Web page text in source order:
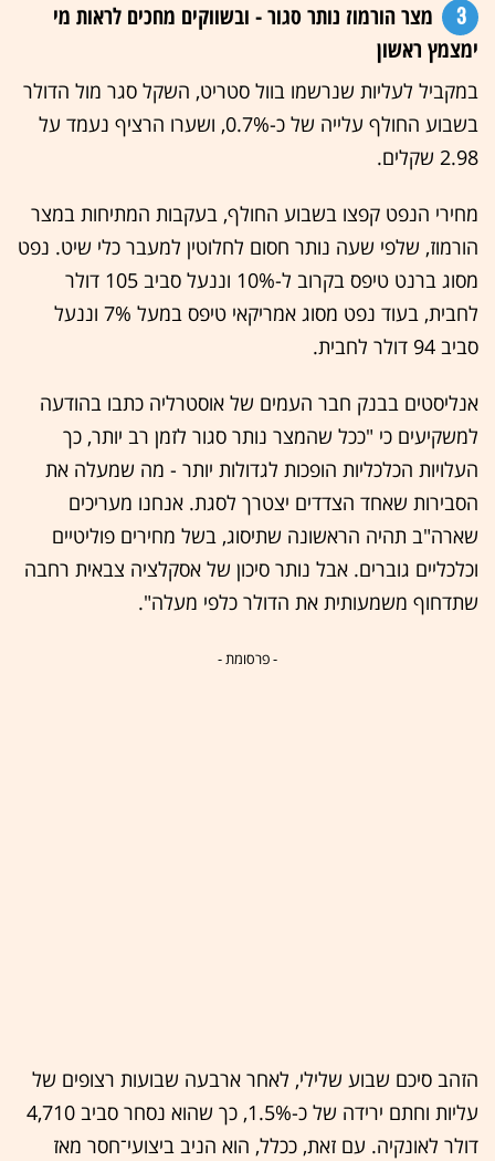
3
מצר הורמוז נותר סגור - ובשווקים מחכים לראות מי
ימצמץ ראשון
במקביל לעליות שנרשמו בוול סטריט, השקל סגר מול הדולר
בשבוע החולף עלייה של כ-0.7%, ושערו הרציף נעמד על
2.98 שקלים.
מחירי הנפט קפצו בשבוע החולף, בעקבות המתיחות במצר
הורמוז, שלפי שעה נותר חסום לחלוטין למעבר כלי שיט. נפט
מסוג ברנט טיפס בקרוב ל-10% וננעל סביב 105 דולר
לחבית, בעוד נפט מסוג אמריקאי טיפס במעל 7% וננעל
סביב 94 דולר לחבית.
אנליסטים בבנק חבר העמים של אוסטרליה כתבו בהודעה
למשקיעים כי "ככל שהמצר נותר סגור לזמן רב יותר, כך
העלויות הכלכליות הופכות לגדולות יותר - מה שמעלה את
הסבירות שאחד הצדדים יצטרך לסגת. אנחנו מעריכים
שארה"ב תהיה הראשונה שתיסוג, בשל מחירים פוליטיים
וכלכליים גוברים. אבל נותר סיכון של אסקלציה צבאית רחבה
שתדחוף משמעותית את הדולר כלפי מעלה".
- פרסומת -
הזהב סיכם שבוע שלילי, לאחר ארבעה שבועות רצופים של
עליות וחתם ירידה של כ-1.5%, כך שהוא נסחר סביב 4,710
דולר לאונקיה. עם זאת, ככלל, הוא הניב ביצועי־חסר מאז